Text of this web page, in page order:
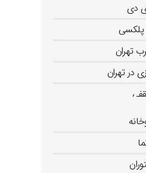
دی
پلکسی
تهران
در تهران
باکس